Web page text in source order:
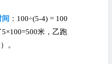
：100÷(5-4) = 100
米，乙跑
。